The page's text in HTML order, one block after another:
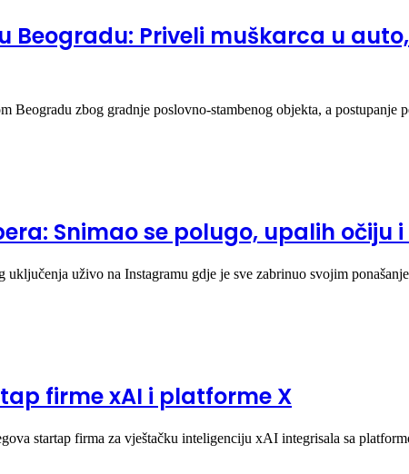
Beogradu: Priveli muškarca u
Beogradu zbog gradnje poslovno-stambenog objekta, a postupanje
Snimao se polugo, upalih očiju
uživo na Instagramu gdje je sve zabrinuo svojim
firme xAI i platforme X
startap firma za vještačku inteligenciju xAI integrisala sa